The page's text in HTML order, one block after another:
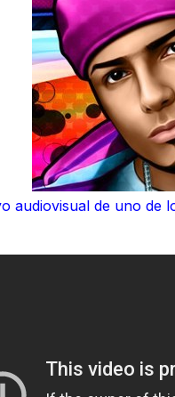
audiovisual de uno de